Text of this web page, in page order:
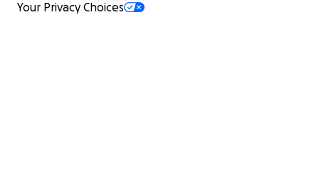
Your Privacy Choices